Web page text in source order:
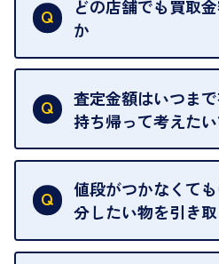
ご指定の場所にお伺いしま
どの店舗でも買取
か
はい。全店舗一律です。
ただし、中古市場は日々
によって査定額が変わる
査定金額はいつまで
持ち帰って考えた
査定額は当日限り有効で
中古市場が日々変動する
わることがございます。
値段がつかなくて
分したい物を引き
再販不可能な物は、場合